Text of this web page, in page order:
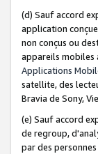
(d) Sauf accord
application
non conçus ou
appareils mobiles
Applications
satellite, des
Bravia de Sony,
(e) Sauf accord
de regroup,
par des